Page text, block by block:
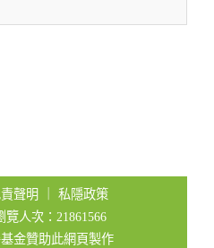
聲明
私隱政策
覽人次：21861566
金贊助此網頁製作